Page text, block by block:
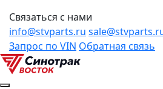
Связаться с нами
info@stvparts.ru
Запрос по VIN Обратная связь